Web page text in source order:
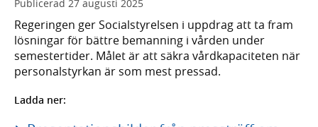
Publicerad 27 augusti 2025
Regeringen ger Socialstyrelsen i uppdrag att ta fram
lösningar för bättre bemanning i vården under
semestertider. Målet är att säkra vårdkapaciteten när
personalstyrkan är som mest pressad.
Ladda ner: